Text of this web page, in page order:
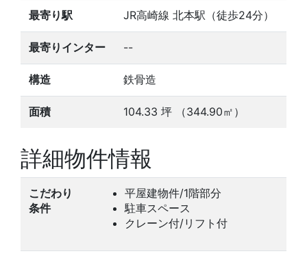
最寄り駅 JR高崎線 北本駅（徒歩24分）
最寄りインター --
構造 鉄骨造
面積 104.33 坪 （344.90㎡）
詳細物件情報
こだわり
条件
平屋建物件/1階部分
駐車スペース
クレーン付/リフト付